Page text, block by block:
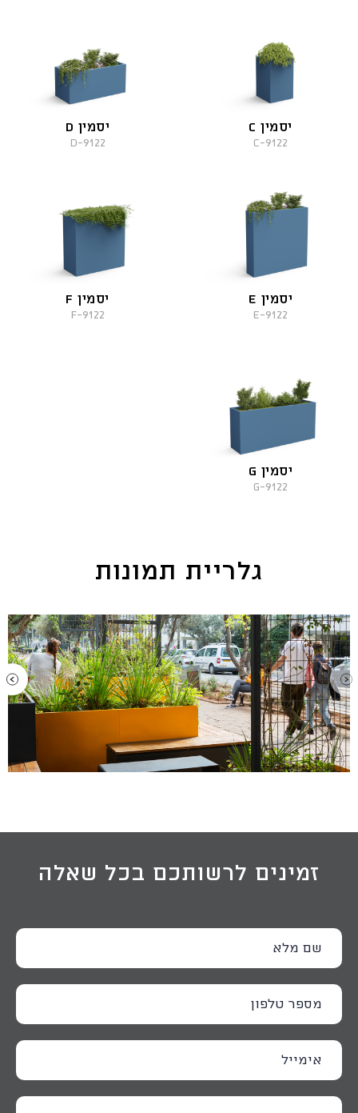
יסמין C
9122-C
יסמין D
9122-D
יסמין E
9122-E
יסמין F
9122-F
יסמין G
9122-G
גלריית תמונות
זמינים לרשותכם בכל שאלה